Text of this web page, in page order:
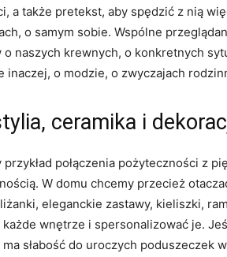
a także pretekst, aby spędzić z nią
o samym sobie. Wspólne
o naszych krewnych, o konkretnych
inaczej, o modzie, o zwyczajach
ceramika i
przykład połączenia pożyteczności z
W domu chcemy przecież
eleganckie zastawy, kieliszki,
wnętrze i spersonalizować je.
słabość do uroczych poduszeczek